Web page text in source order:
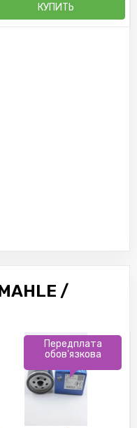
КУПИТЬ
/
Передплата
обов'язкова